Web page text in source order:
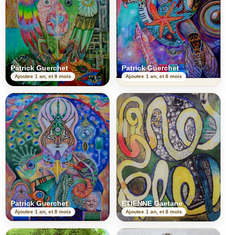
Patrick Guerchet
Ajoutee 1 an, et 8 mois
Patrick Guerchet
Ajoutee 1 an, et 8 mois
Patrick Guerchet
Ajoutee 1 an, et 8 mois
ETIENNE Gaetane
Ajoutee 1 an, et 8 mois